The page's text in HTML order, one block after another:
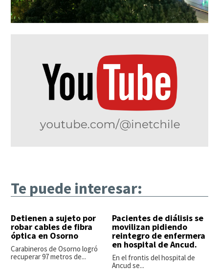
Te puede interesar:
Detienen a sujeto por
robar cables de fibra
óptica en Osorno
Carabineros de Osorno logró
recuperar 97 metros de...
Pacientes de diálisis se
movilizan pidiendo
reintegro de enfermera
en hospital de Ancud.
En el frontis del hospital de
Ancud se...